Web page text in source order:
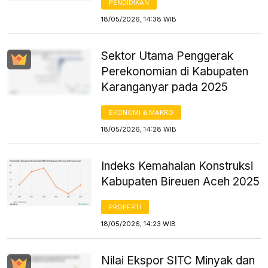
PENDIDIKAN
18/05/2026, 14:38 WIB
Sektor Utama Penggerak
Perekonomian di Kabupaten
Karanganyar pada 2025
EKONOMI & MAKRO
18/05/2026, 14:28 WIB
Indeks Kemahalan Konstruksi
Kabupaten Bireuen Aceh 2025
PROPERTI
18/05/2026, 14:23 WIB
Nilai Ekspor SITC Minyak dan